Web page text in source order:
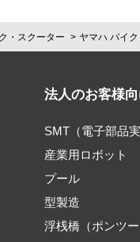
・スクーター ヤマハ バイ
法人のお客様
SMT（電子部品
産業用ロボット
プール
型製造
浮桟橋（ポンツー